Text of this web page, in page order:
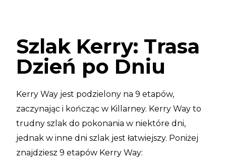
Szlak Kerry: Trasa
Dzień po Dniu
Kerry Way jest podzielony na 9 etapów,
zaczynając i kończąc w Killarney. Kerry Way to
trudny szlak do pokonania w niektóre dni,
jednak w inne dni szlak jest łatwiejszy. Poniżej
znajdziesz 9 etapów Kerry Way: